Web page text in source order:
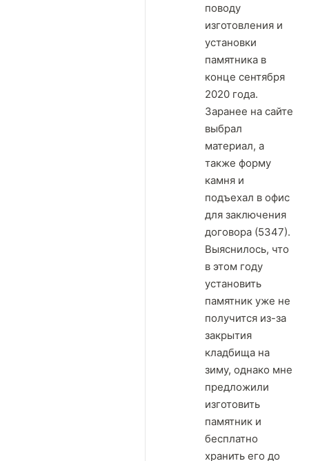
поводу
изготовления и
установки
памятника в
конце сентября
2020 года.
Заранее на сайте
выбрал
материал, а
также форму
камня и
подъехал в офис
для заключения
договора (5347).
Выяснилось, что
в этом году
установить
памятник уже не
получится из-за
закрытия
кладбища на
зиму, однако мне
предложили
изготовить
памятник и
бесплатно
хранить его до